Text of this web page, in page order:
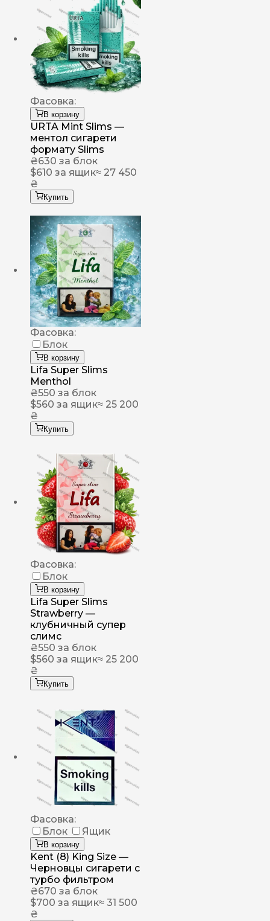
Фасовка:
В корзину
URTA Mint Slims —
ментол сигарети
формату Slims
₴630 за блок
$610 за ящик≈ 27 450
₴
Купить
Фасовка:
Блок
В корзину
Lifa Super Slims
Menthol
₴550 за блок
$560 за ящик≈ 25 200
₴
Купить
Фасовка:
Блок
В корзину
Lifa Super Slims
Strawberry —
клубничный супер
слимс
₴550 за блок
$560 за ящик≈ 25 200
₴
Купить
Фасовка:
Блок
Ящик
В корзину
Kent (8) King Size —
Черновцы сигарети с
турбо фильтром
₴670 за блок
$700 за ящик≈ 31 500
₴